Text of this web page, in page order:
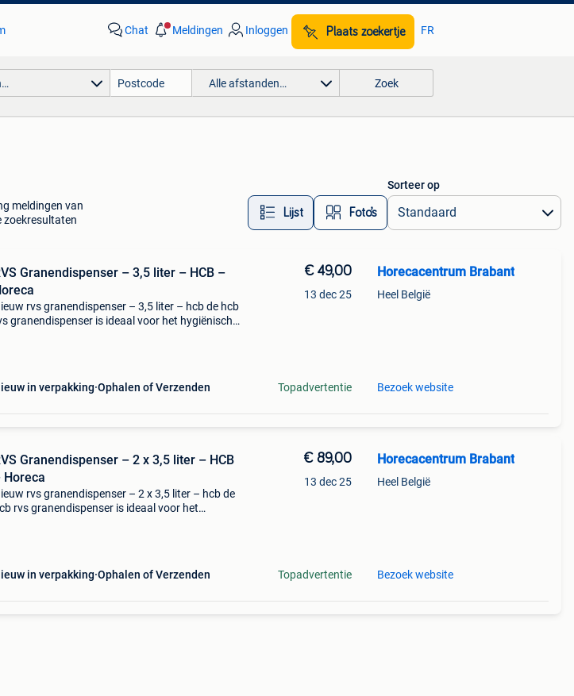
Chat Meldingen Inloggen Plaats zoekertje FR
Alle afstanden… Zoek
meldingen van
zoekresultaten
Lijst Foto’s
Sorteer op
Granendispenser – 3,5 liter – HCB –
rvs granendispenser – 3,5 liter – hcb de hcb
granendispenser is ideaal voor het hygiënisch
in verpakking Ophalen of Verzenden
€ 49,00
13 dec 25
Topadvertentie
Horecacentrum Brabant
Heel België
Bezoek website
Granendispenser – 2 x 3,5 liter – HCB
Horeca
rvs granendispenser – 2 x 3,5 liter – hcb de
rvs granendispenser is ideaal voor het
in verpakking Ophalen of Verzenden
€ 89,00
13 dec 25
Topadvertentie
Horecacentrum Brabant
Heel België
Bezoek website